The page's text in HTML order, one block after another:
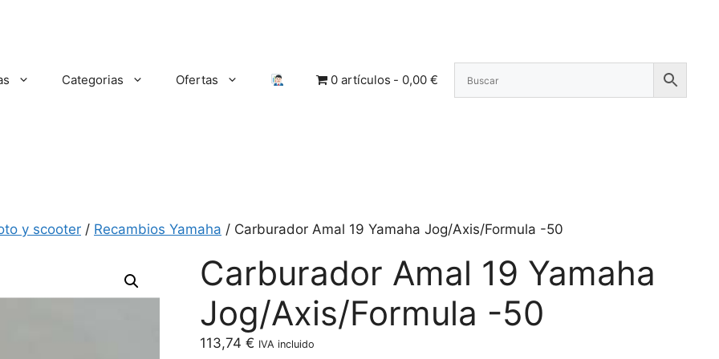
Categorias Ofertas 0 artículos 0,00 €
y scooter / Recambios Yamaha / Carburador Amal 19 Yamaha Jog/Axis/Formula -50
Carburador Amal 19 Yamaha
Jog/Axis/Formula -50
113,74€ IVA incluido